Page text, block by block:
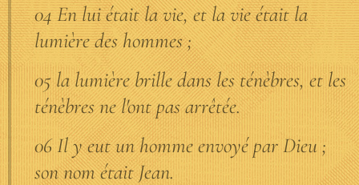
04 En lui était la vie, et la vie était la
lumière des hommes ;
05 la lumière brille dans les ténèbres, et les
ténèbres ne l'ont pas arrêtée.
06 Il y eut un homme envoyé par Dieu ;
son nom était Jean.